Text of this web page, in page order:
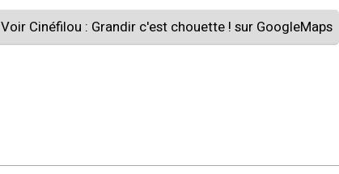
Voir Cinéfilou : Grandir c'est chouette ! sur GoogleMaps